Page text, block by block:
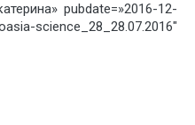
pubdate=»2016-12-